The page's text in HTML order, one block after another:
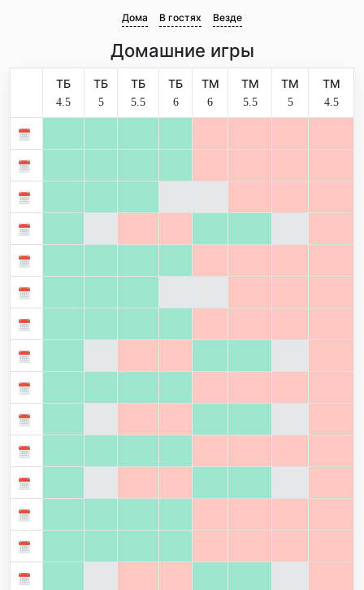
Дома В гостях Везде
Домашние игры
ТБ
4.5
ТБ
5
ТБ
5.5
ТБ
6
ТМ
6
ТМ
5.5
ТМ
5
ТМ
4.5